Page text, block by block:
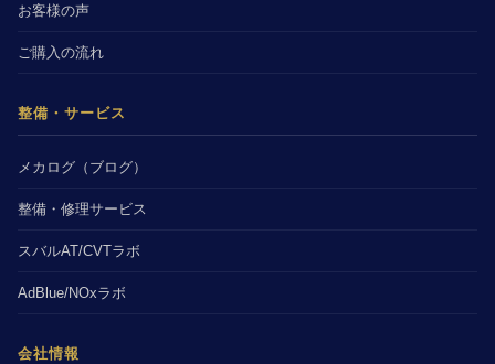
お客様の声
ご購入の流れ
整備・サービス
メカログ（ブログ）
整備・修理サービス
スバルAT/CVTラボ
AdBlue/NOxラボ
会社情報